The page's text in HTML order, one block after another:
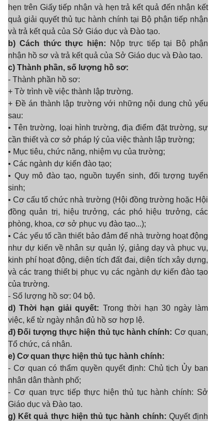
hẹn trên Giấy tiếp nhận và hẹn trả kết quả đến nhận kết
quả giải quyết thủ tục hành chính tại Bộ phận tiếp nhận
và trả kết quả của Sở Giáo dục và Đào tạo.
b) Cách thức thực hiện: Nộp trực tiếp tại Bộ phận
nhận hồ sơ và trả kết quả của Sở Giáo dục và Đào tạo.
c) Thành phần, số lượng hồ sơ:
- Thành phần hồ sơ:
+ Tờ trình về việc thành lập trường.
+ Đề án thành lập trường với những nội dung chủ yếu
sau:
• Tên trường, loại hình trường, địa điểm đặt trường, sự
cần thiết và cơ sở pháp lý của việc thành lập trường;
• Mục tiêu, chức năng, nhiệm vụ của trường;
• Các ngành dự kiến đào tạo;
• Quy mô đào tạo, nguồn tuyển sinh, đối tượng tuyển
sinh;
• Cơ cấu tổ chức nhà trường (Hội đồng trường hoặc Hội
đồng quản trị, hiệu trưởng, các phó hiệu trưởng, các
phòng, khoa, cơ sở phục vụ đào tạo...);
• Các yếu tố cần thiết bảo đảm để nhà trường hoạt động
như dự kiến về nhân sự quản lý, giảng dạy và phục vụ,
kinh phí hoạt động, diện tích đất đai, diện tích xây dựng,
và các trang thiết bị phục vụ các ngành dự kiến đào tạo
của trường.
- Số lượng hồ sơ: 04 bộ.
d) Thời hạn giải quyết: Trong thời hạn 30 ngày làm
việc, kể từ ngày nhận đủ hồ sơ hợp lệ.
đ) Đối tượng thực hiện thủ tục hành chính: Cơ quan,
Tổ chức, cá nhân.
e) Cơ quan thực hiện thủ tục hành chính:
- Cơ quan có thẩm quyền quyết định: Chủ tịch Ủy ban
nhân dân thành phố;
- Cơ quan trực tiếp thực hiện thủ tục hành chính: Sở
Giáo dục và Đào tạo.
g) Kết quả thực hiện thủ tục hành chính: Quyết định